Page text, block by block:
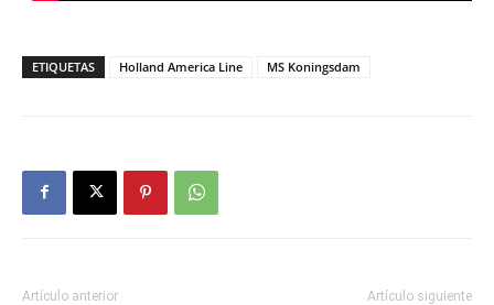
ETIQUETAS Holland America Line MS Koningsdam
Artículo anterior Artículo siguiente